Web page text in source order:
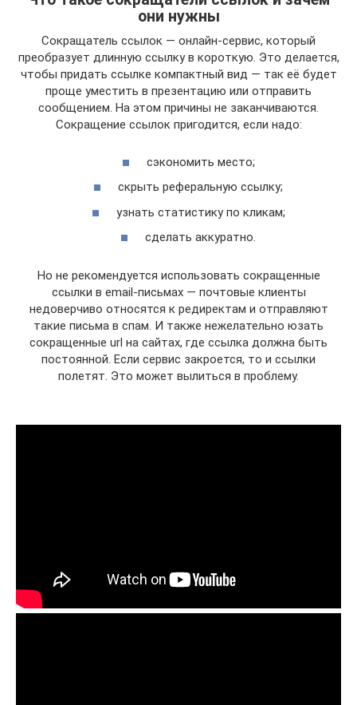
они нужны
Сокращатель ссылок — онлайн-сервис, который
преобразует длинную ссылку в короткую. Это делается,
чтобы придать ссылке компактный вид — так её будет
проще уместить в презентацию или отправить
сообщением. На этом причины не заканчиваются.
Сокращение ссылок пригодится, если надо:
сэкономить место;
скрыть реферальную ссылку;
узнать статистику по кликам;
сделать аккуратно.
Но не рекомендуется использовать сокращенные
ссылки в email-письмах — почтовые клиенты
недоверчиво относятся к редиректам и отправляют
такие письма в спам. И также нежелательно юзать
сокращенные url на сайтах, где ссылка должна быть
постоянной. Если сервис закроется, то и ссылки
полетят. Это может вылиться в проблему.